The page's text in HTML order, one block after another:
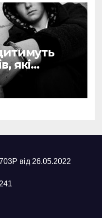
які
від 26.05.2022